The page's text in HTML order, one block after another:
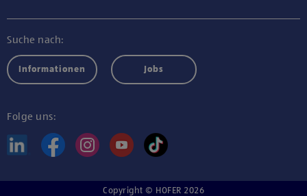
Suche nach:
Informationen Jobs
Folge uns:
Copyright © HOFER 2026